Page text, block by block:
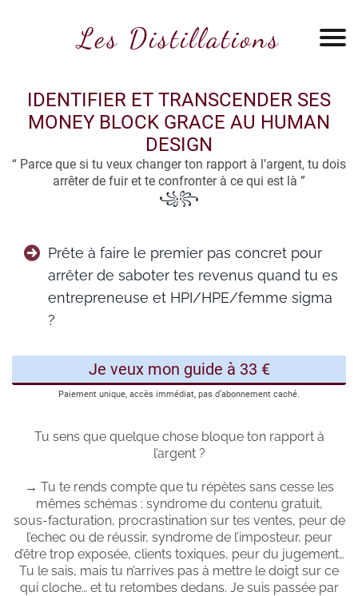
Les Distillations
IDENTIFIER ET TRANSCENDER SES
MONEY BLOCK GRACE AU HUMAN
DESIGN
“ Parce que si tu veux changer ton rapport à l’argent, tu dois
arrêter de fuir et te confronter à ce qui est là ”
꧁꧂
Prête à faire le premier pas concret pour
arrêter de saboter tes revenus quand tu es
entrepreneuse et HPI/HPE/femme sigma
?
Je veux mon guide à 33 €
Paiement unique, accès immédiat, pas d’abonnement caché.
Tu sens que quelque chose bloque ton rapport à
l’argent ?
→ Tu te rends compte que tu répètes sans cesse les
mêmes schémas : syndrome du contenu gratuit,
sous‑facturation, procrastination sur tes ventes, peur de
l’echec ou de réussir, syndrome de l’imposteur, peur
d’être trop exposée, clients toxiques, peur du jugement…
Tu le sais, mais tu n’arrives pas à mettre le doigt sur ce
qui cloche… et tu retombes dedans. Je suis passée par